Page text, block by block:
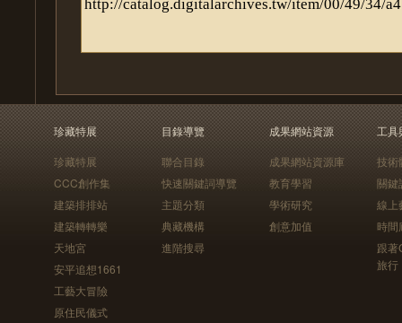
珍藏特展
珍藏特展
CCC創作集
建築排排站
建築轉轉樂
天地宮
安平追想1661
工藝大冒險
原住民儀式
目錄導覽
聯合目錄
快速關鍵詞導覽
主題分類
典藏機構
進階搜尋
成果網站資源
成果網站資源庫
教育學習
學術研究
創意加值
工具
技術
關鍵
線上
時間
跟
旅行